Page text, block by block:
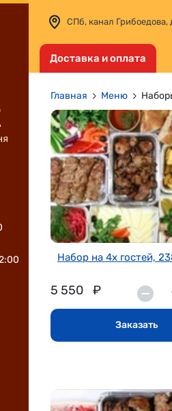
Доставка и оплата
СПб, канал Грибоедова,
Главная Меню
Набор на 4х гостей,
5 550 ₽
Заказать